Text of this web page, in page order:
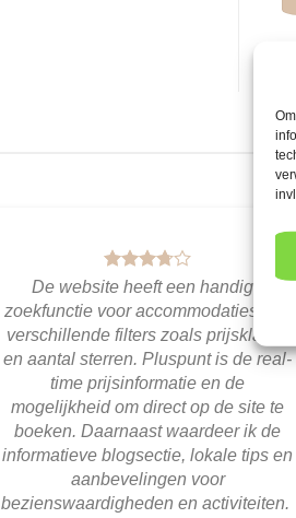
De website heeft een handige
zoekfunctie voor accommodaties met
verschillende filters zoals prijsklasse
en aantal sterren. Pluspunt is de real-
time prijsinformatie en de
mogelijkheid om direct op de site te
boeken. Daarnaast waardeer ik de
informatieve blogsectie, lokale tips en
aanbevelingen voor
bezienswaardigheden en activiteiten.